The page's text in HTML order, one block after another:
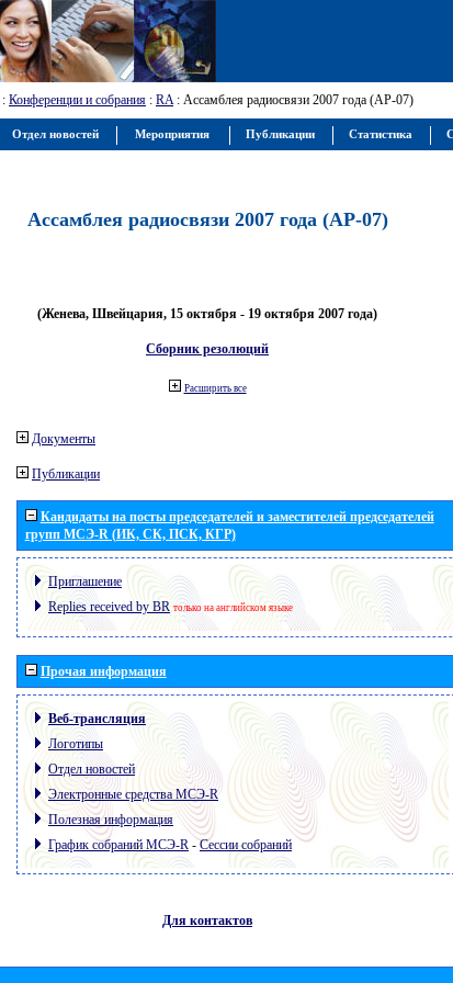
: Конференции и собрания : RA: Ассамблея радиосвязи 2007 года (АР-07)
Ассамблея радиосвязи 2007 года (АР-07)
(Женева, Швейцария, 15 октября - 19 октября 2007 года)
Сборник резолюций
Расширить все
Документы
Публикации
Кандидаты на посты председателей и заместителей председателей
групп МСЭ-R (ИК, СК, ПСК, КГР)
Приглашение
Replies received by BR только на английском языке
Прочая информация
Веб-трансляция
Логотипы
Отдел новостей
Электронные средства МСЭ-R
Полезная информация
График собраний МСЭ-R -Сессии собраний
Для контактов
Отдел новостей Мероприятия Публикации Статистика